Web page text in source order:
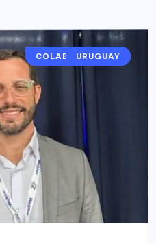
COLABORADORES
URUGUAY